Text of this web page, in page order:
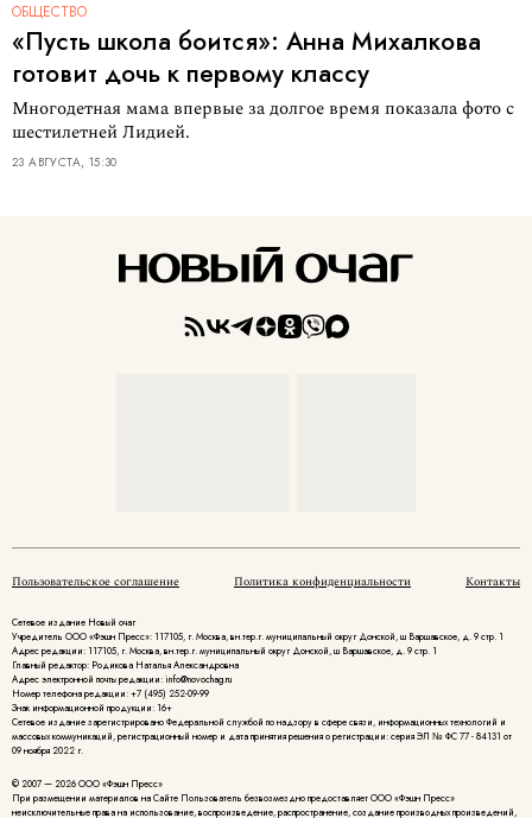
ОБЩЕСТВО
«Пусть школа боится»: Анна Михалкова
готовит дочь к первому классу
Многодетная мама впервые за долгое время показала фото с
шестилетней Лидией.
23 АВГУСТА, 15:30
Пользовательское соглашение Политика конфиденциальности Контакты
Сетевое издание Новый очаг
Учредитель ООО «Фэшн Пресс»: 117105, г. Москва, вн.тер.г. муниципальный округ Донской, ш Варшавское, д. 9 стр. 1
Адрес редакции: 117105, г. Москва, вн.тер.г. муниципальный округ Донской, ш Варшавское, д. 9 стр. 1
Главный редактор: Родикова Наталья Александровна
Адрес электронной почты редакции: info@novochag.ru
Номер телефона редакции: +7 (495) 252-09-99
Знак информационной продукции: 16+
Cетевое издание зарегистрировано Федеральной службой по надзору в сфере связи, информационных технологий и
массовых коммуникаций, регистрационный номер и дата принятия решения о регистрации: серия ЭЛ № ФС 77 - 84131 от
09 ноября 2022 г.
© 2007 — 2026 ООО «Фэшн Пресс»
При размещении материалов на Сайте Пользователь безвозмездно предоставляет ООО «Фэшн Пресс»
неисключительные права на использование, воспроизведение, распространение, создание производных произведений,